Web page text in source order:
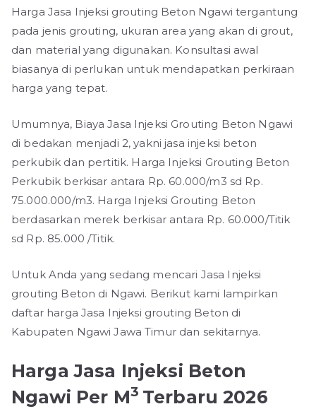
Harga Jasa Injeksi grouting Beton Ngawi tergantung
pada jenis grouting, ukuran area yang akan di grout,
dan material yang digunakan. Konsultasi awal
biasanya di perlukan untuk mendapatkan perkiraan
harga yang tepat.
Umumnya, Biaya Jasa Injeksi Grouting Beton Ngawi
di bedakan menjadi 2, yakni jasa injeksi beton
perkubik dan pertitik. Harga Injeksi Grouting Beton
Perkubik berkisar antara Rp. 60.000/m3 sd Rp.
75.000.000/m3. Harga Injeksi Grouting Beton
berdasarkan merek berkisar antara Rp. 60.000/Titik
sd Rp. 85.000 /Titik.
Untuk Anda yang sedang mencari Jasa Injeksi
grouting Beton di Ngawi. Berikut kami lampirkan
daftar harga Jasa Injeksi grouting Beton di
Kabupaten Ngawi Jawa Timur dan sekitarnya.
Harga Jasa Injeksi Beton
Ngawi Per M3 Terbaru 2026